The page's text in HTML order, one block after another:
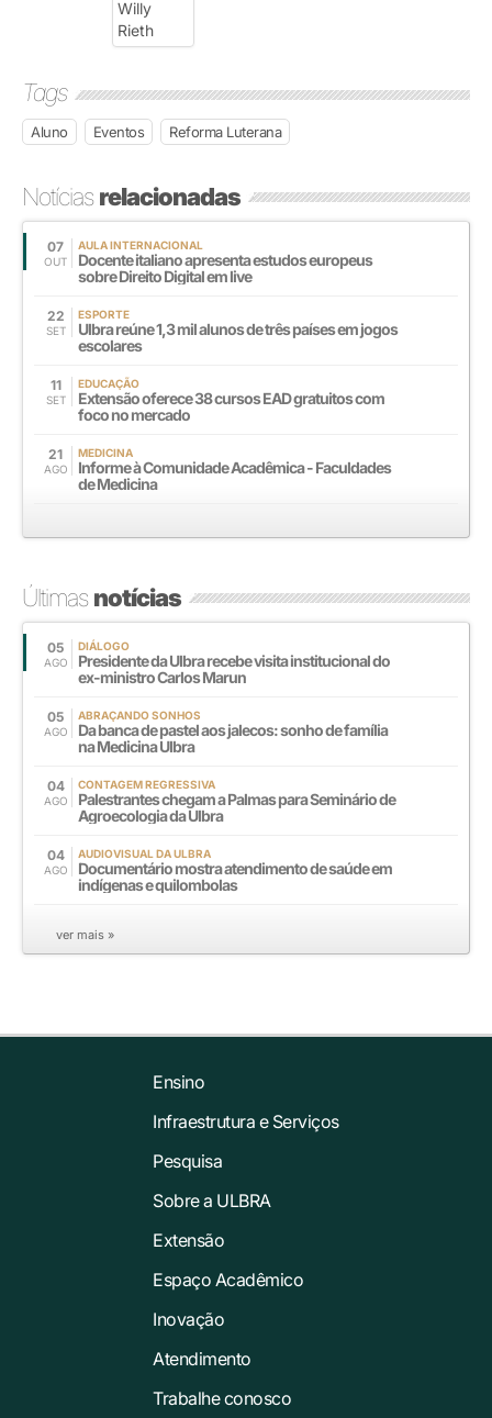
Tags
Aluno Eventos Reforma Luterana
Notíciasrelacionadas
07
OUT
AULA INTERNACIONAL
Docente italiano apresenta estudos europeus
sobre Direito Digital em live
22
SET
ESPORTE
Ulbra reúne 1,3 mil alunos de três países em jogos
escolares
11
SET
EDUCAÇÃO
Extensão oferece 38 cursos EAD gratuitos com
foco no mercado
21
AGO
MEDICINA
Informe à Comunidade Acadêmica - Faculdades
de Medicina
Últimasnotícias
05
AGO
DIÁLOGO
Presidente da Ulbra recebe visita institucional do
ex-ministro Carlos Marun
05
AGO
ABRAÇANDO SONHOS
Da banca de pastel aos jalecos: sonho de família
na Medicina Ulbra
04
AGO
CONTAGEM REGRESSIVA
Palestrantes chegam a Palmas para Seminário de
Agroecologia da Ulbra
04
AGO
AUDIOVISUAL DA ULBRA
Documentário mostra atendimento de saúde em
indígenas e quilombolas
ver mais »
Ensino
Infraestrutura e Serviços
Pesquisa
Sobre a ULBRA
Extensão
Espaço Acadêmico
Inovação
Atendimento
Trabalhe conosco